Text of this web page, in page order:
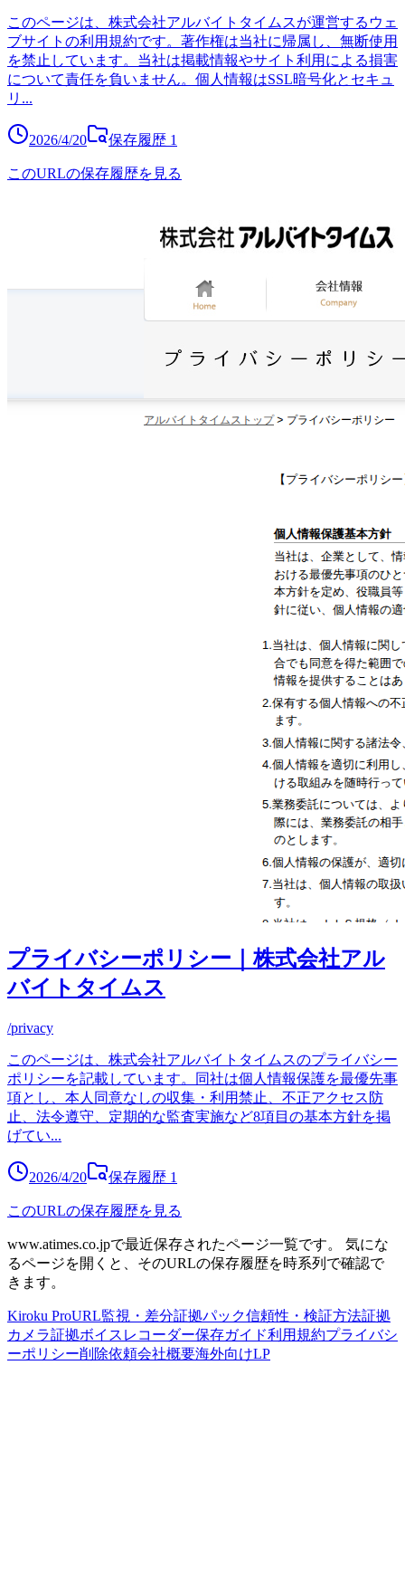
このページは、株式会社アルバイトタイムスが運営するウェ
ブサイトの利用規約です。著作権は当社に帰属し、無断使用
を禁止しています。当社は掲載情報やサイト利用による損害
について責任を負いません。個人情報はSSL暗号化とセキュ
リ ...
2026/4/20 保存履歴 1
このURLの保存履歴を見る
プライバシーポリシー｜株式会社アル
バイトタイムス
/privacy
このページは、株式会社アルバイトタイムスのプライバシー
ポリシーを記載しています。同社は個人情報保護を最優先事
項とし、本人同意なしの収集・利用禁止、不正アクセス防
止、法令遵守、定期的な監査実施など8項目の基本方針を掲
げてい...
2026/4/20 保存履歴 1
このURLの保存履歴を見る
www.atimes.co.jpで最近保存されたページ一覧です。
気にな
るページを開くと、そのURLの保存履歴を時系列で確認で
きます。
Kiroku ProURL監視・差分証拠パック信頼性・検証方法証拠
カメラ証拠ボイスレコーダー保存ガイド利用規約プライバシ
ーポリシー削除依頼会社概要海外向けLP